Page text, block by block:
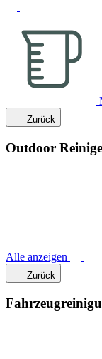
Zurück
Outdoor
Alle anzeigen
Zurück